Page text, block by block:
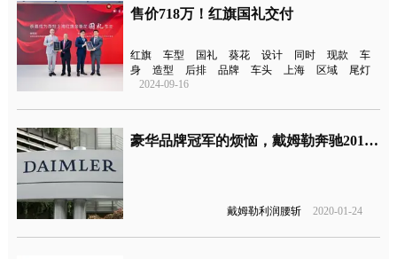
售价718万！红旗国礼交付
红旗 车型 国礼 葵花 设计 同时 现款
车
身
造型 后排 品牌 车头 上海 区域
尾灯
2024-09-16
豪华品牌冠军的烦恼，戴姆勒奔驰2019年利润腰斩
戴姆勒利润腰斩 2020-01-24